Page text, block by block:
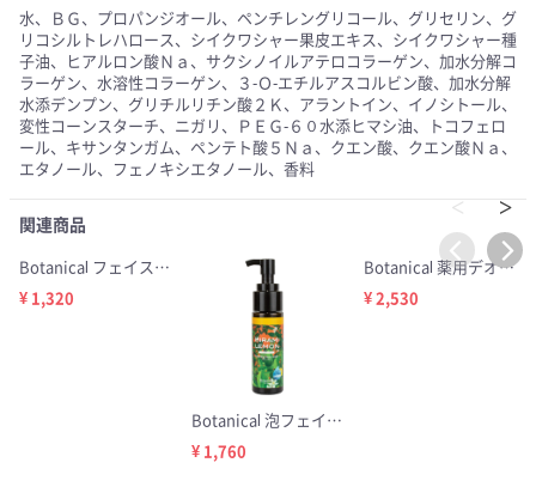
水、ＢＧ、プロパンジオール、ペンチレングリコール、グリセリン、グ
リコシルトレハロース、シイクワシャー果皮エキス、シイクワシャー種
子油、ヒアルロン酸Ｎａ、サクシノイルアテロコラーゲン、加水分解コ
ラーゲン、水溶性コラーゲン、３-Ｏ-エチルアスコルビン酸、加水分解
水添デンプン、グリチルリチン酸２Ｋ、アラントイン、イノシトール、
変性コーンスターチ、ニガリ、ＰＥＧ-６０水添ヒマシ油、トコフェロ
ール、キサンタンガム、ペンテト酸５Ｎａ、クエン酸、クエン酸Ｎａ、
エタノール、フェノキシエタノール、香料
関連商品
Botanical フェイス＆ボディソープ シークワーサー 80g
¥ 1,320
Botanical 泡フェイスウォッシュ シークワーサー 150ml
¥ 1,760
Botanical 薬用デオドラントミスト シークワーサー 80ml
¥ 2,530